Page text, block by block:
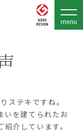
ステキですね。
いを建てられたお
介しています。